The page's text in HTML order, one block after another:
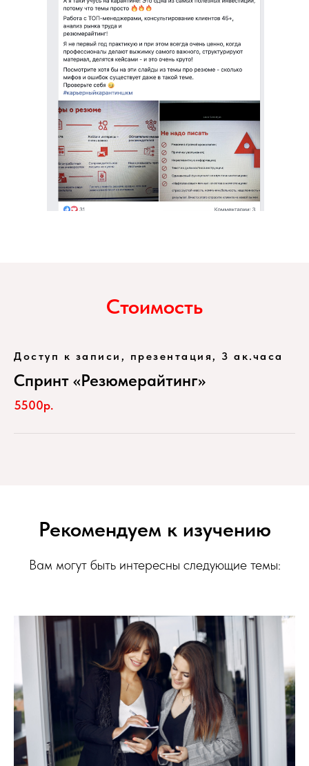
Стоимость
Доступ к записи, презентация, 3 ак.часа
Спринт «Резюмерайтинг»
5500р.
Рекомендуем к изучению
Вам могут быть интересны следующие темы: